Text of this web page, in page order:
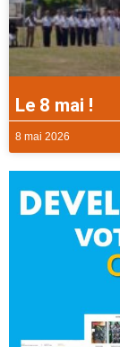
Le 8 mai !
8 mai 2026